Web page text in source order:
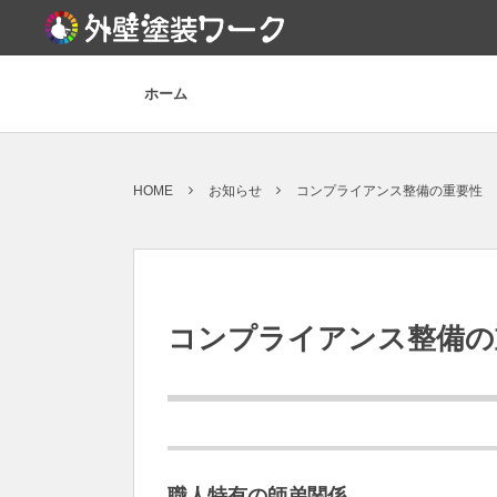
ホーム
HOME お知らせ コンプライアンス整備の重要性
コンプライアンス整備